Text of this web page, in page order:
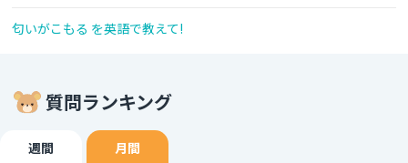
匂いがこもる を英語で教えて!
質問ランキング
週間 月間